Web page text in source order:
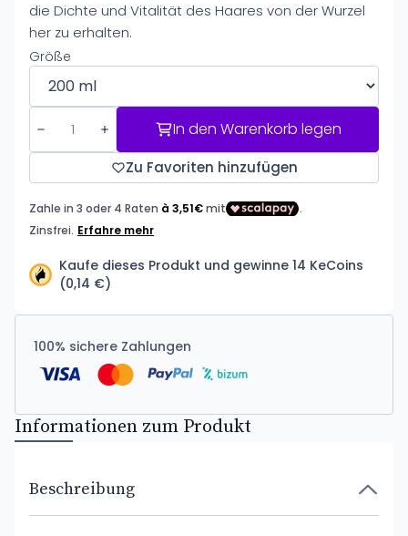
die Dichte und Vitalität des Haares von der Wurzel
her zu erhalten.
Größe
In den Warenkorb legen
Zu Favoriten hinzufügen
Kaufe dieses Produkt und gewinne 14 KeCoins
(0,14 €)
100% sichere Zahlungen
Informationen zum Produkt
Beschreibung